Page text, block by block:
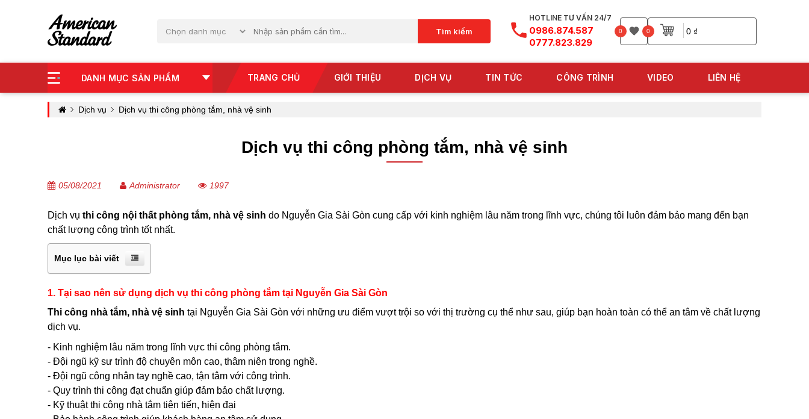
Tìm kiếm
HOTLINE TƯ VẤN 24/7
0986.874.587
0777.823.829
0 0 ₫
0
DANH MỤC SẢN PHẨM TRANG CHỦ GIỚI THIỆU DỊCH VỤ TIN TỨC CÔNG TRÌNH VIDEO LIÊN HỆ
Dịch vụ Dịch vụ thi công phòng tắm, nhà vệ sinh
Dịch vụ thi công phòng tắm, nhà vệ sinh
05/08/2021 Administrator 1997
Dịch vụ thi công nội thất phòng tắm, nhà vệ sinh do Nguyễn Gia Sài Gòn cung cấp với kinh nghiệm lâu năm trong lĩnh vực, chúng tôi luôn đảm bảo mang đến bạn
chất lượng công trình tốt nhất.
Mục lục bài viết
1. Tại sao nên sử dụng dịch vụ thi công phòng tắm tại Nguyễn Gia Sài Gòn
Thi công nhà tắm, nhà vệ sinh tại Nguyễn Gia Sài Gòn với những ưu điểm vượt trội so với thị trường cụ thể như sau, giúp bạn hoàn toàn có thể an tâm về chất lượng
dịch vụ.
- Kinh nghiệm lâu năm trong lĩnh vực thi công phòng tắm.
- Đội ngũ kỹ sư trình độ chuyên môn cao, thâm niên trong nghề.
- Đội ngũ công nhân tay nghề cao, tận tâm với công trình.
- Quy trình thi công đạt chuẩn giúp đảm bảo chất lượng.
- Kỹ thuật thi công nhà tắm tiên tiến, hiện đại